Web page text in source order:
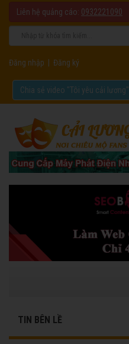
Liên hệ quảng cáo: 0932221090
Đăng nhập Đăng ký
Chia sẻ video "Tôi yêu cải lương".
TIN BÊN LỀ